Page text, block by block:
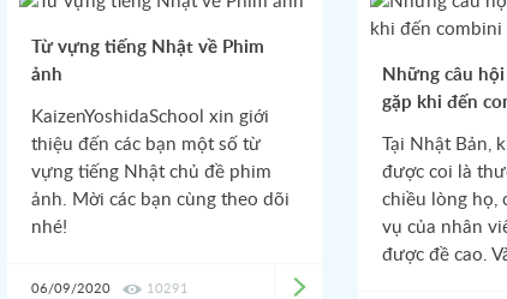
Từ vựng tiếng Nhật về Phim
ảnh
KaizenYoshidaSchool xin giới
thiệu đến các bạn một số từ
vựng tiếng Nhật chủ đề phim
ảnh. Mời các bạn cùng theo dõi
nhé!
06/09/2020 10291
Những câu
gặp khi đến
Tại Nhật Bản,
được coi là
chiều lòng họ,
vụ của nhân
được đề cao.